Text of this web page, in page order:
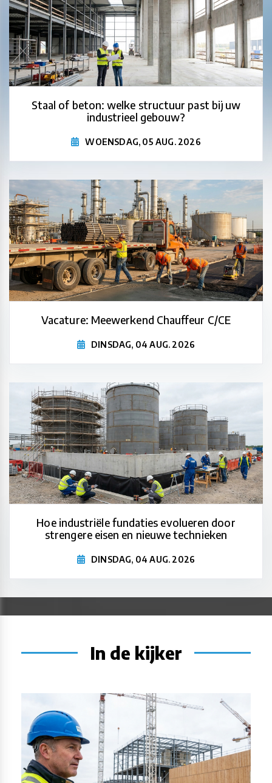
Staal of beton: welke structuur past bij uw
industrieel gebouw?
WOENSDAG, 05 AUG. 2026
Vacature: Meewerkend Chauffeur C/CE
DINSDAG, 04 AUG. 2026
Hoe industriële fundaties evolueren door
strengere eisen en nieuwe technieken
DINSDAG, 04 AUG. 2026
In de kijker